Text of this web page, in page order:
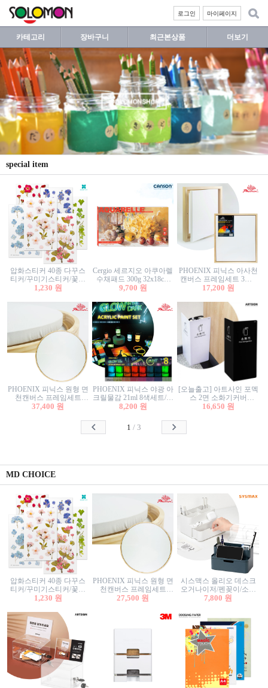
마이페이지
로그인
카테고리 장바구니 최근본상품 더보기
special item
압화스티커 40종 다꾸스
티커/꾸미기스티커/꽃스
티커/압화꽃책갈피/팬시
1,230 원
Cergio 세르지오 아쿠아렐
수채패드 300g 32x18cm
12매 1면제본
9,700 원
PHOENIX 피닉스 아사천
캔버스 프레임세트 3호F
27.3x22cm 캔버스와 올림
17,200 원
PHOENIX 피닉스 원형 면
천캔버스 프레임세트
40cm/원형캔버스/플로팅
37,400 원
PHOENIX 피닉스 야광 아
크릴물감 21ml 8색세트/야
광물감
8,200 원
[오늘출고] 아트사인 포멕
스 2면 소화기커버
1470/1471/소화기커버/소
함/소화기거치대/소화기
16,650 원
1 / 3
MD CHOICE
압화스티커 40종 다꾸스
티커/꾸미기스티커/꽃스
티커/압화꽃책갈피/팬시
1,230 원
PHOENIX 피닉스 원형 면
천캔버스 프레임세트
30cm/원형캔버스/플로팅
27,500 원
시스맥스 올리오 데스크
오거나이저/펜꽂이/소품
꽂이/소품함/정리함/수납
7,800 원